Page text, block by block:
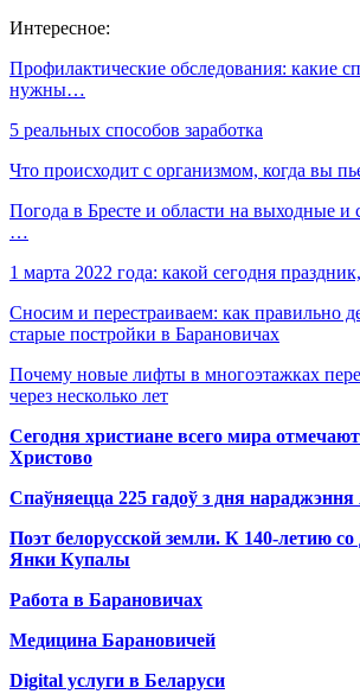
Интересное:
Профилактические обследования: какие
нужны…
5 реальных способов заработка
Что происходит с организмом, когда вы
Погода в Бресте и области на выходные и
…
1 марта 2022 года: какой сегодня
Сносим и перестраиваем: как правильно
старые постройки в Барановичах
Почему новые лифты в многоэтажках
через несколько лет
Сегодня христиане всего мира
Христово
Спаўняецца 225 гадоў з дня
Поэт белорусской земли. К 140-летию
Янки Купалы
Работа в Барановичах
Медицина Барановичей
Digital услуги в Беларуси